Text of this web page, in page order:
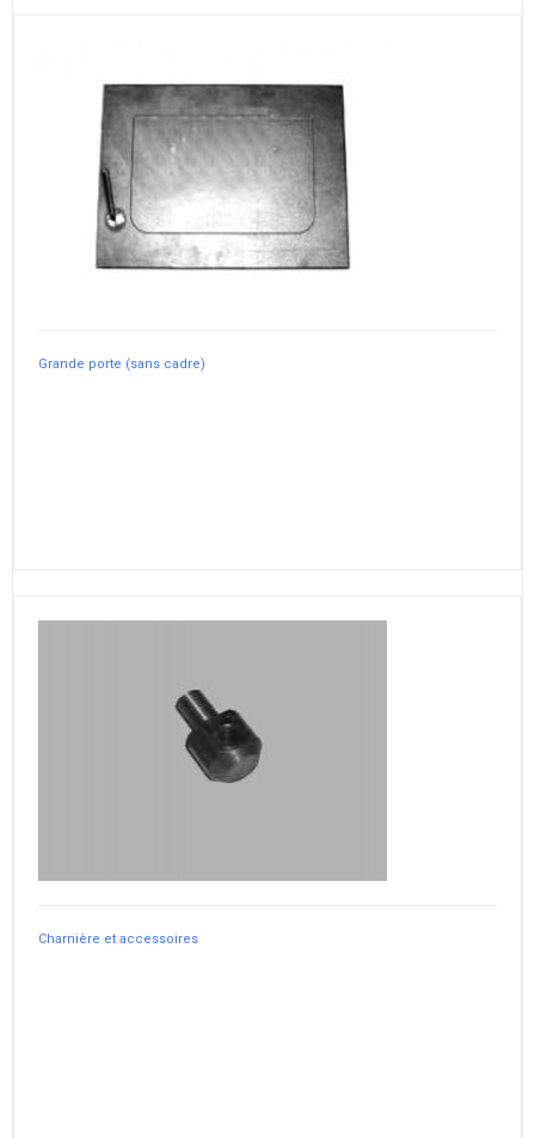
Grande porte (sans cadre)
Charnière et accessoires